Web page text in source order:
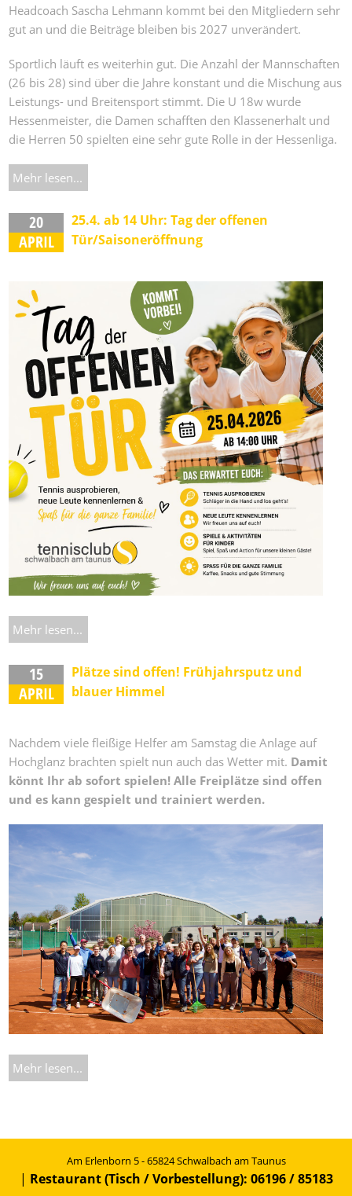
Headcoach Sascha Lehmann kommt bei den Mitgliedern sehr
gut an und die Beiträge bleiben bis 2027 unverändert.
Sportlich läuft es weiterhin gut. Die Anzahl der Mannschaften
(26 bis 28) sind über die Jahre konstant und die Mischung aus
Leistungs- und Breitensport stimmt. Die U 18w wurde
Hessenmeister, die Damen schafften den Klassenerhalt und
die Herren 50 spielten eine sehr gute Rolle in der Hessenliga.
Mehr lesen...
20
APRIL
25.4. ab 14 Uhr: Tag der offenen
Tür/Saisoneröffnung
Mehr lesen...
15
APRIL
Plätze sind offen! Frühjahrsputz und
blauer Himmel
Nachdem viele fleißige Helfer am Samstag die Anlage auf
Hochglanz brachten spielt nun auch das Wetter mit. Damit
könnt Ihr ab sofort spielen! Alle Freiplätze sind offen
und es kann gespielt und trainiert werden.
Mehr lesen...
Am Erlenborn 5 - 65824 Schwalbach am Taunus
| Restaurant (Tisch / Vorbestellung): 06196 / 85183